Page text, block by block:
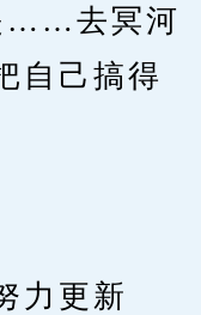
……去冥河
自己搞得
更新